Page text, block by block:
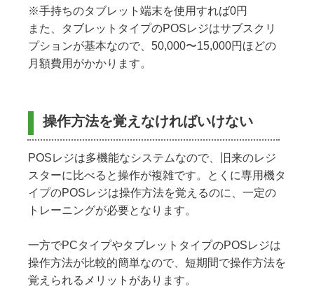
※手持ちのタブレット端末を使用すれば0円
また、タブレットタイプのPOSレジはサブスクリ
プションが基本なので、50,000〜15,000円ほどの
月額費用がかかります。
操作方法を覚えなければいけない
POSレジは多機能なシステムなので、旧来のレジ
スターに比べると操作が複雑です。とくに専用機タ
イプのPOSレジは操作方法を覚えるのに、一定の
トレーニングが必要となります。
一方でPCタイプやタブレットタイプのPOSレジは
操作方法が比較的簡単なので、短期間で操作方法を
覚えられるメリットがあります。